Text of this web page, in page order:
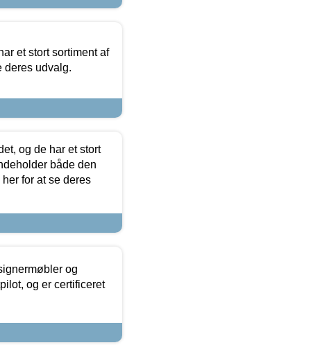
et stort sortiment af
deres udvalg.
og de har et stort
både den
for at se deres
og
og er certificeret